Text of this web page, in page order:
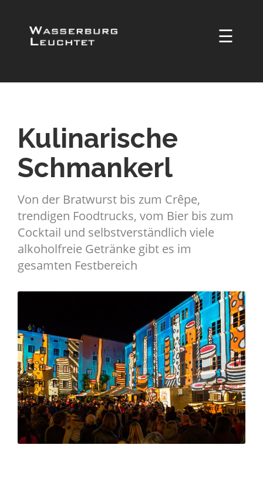
☰
Kulinarische
Schmankerl
Von der Bratwurst bis zum Crêpe,
trendigen Foodtrucks, vom Bier bis zum
Cocktail und selbstverständlich viele
alkoholfreie Getränke gibt es im
gesamten Festbereich